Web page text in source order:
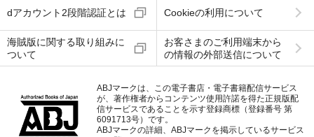
dアカウント2段階認証とは Cookieの利用について
海賊版に関する取り組みに
ついて
お客さまのご利用端末から
の情報の外部送信について
ABJマークは、この電子書店・電子書籍配信サービス
が、著作権者からコンテンツ使用許諾を得た正規版配
信サービスであることを示す登録商標（登録番号 第
6091713号）です。
ABJマークの詳細、ABJマークを掲示しているサービス